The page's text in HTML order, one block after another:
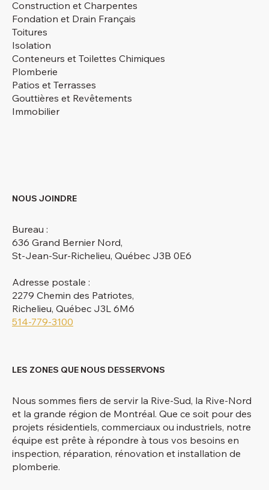
Construction et Charpentes
Fondation et Drain Français
Toitures
Isolation
Conteneurs et Toilettes Chimiques
Plomberie
Patios et Terrasses
Gouttières et Revêtements
Immobilier
NOUS JOINDRE
Bureau :
636 Grand Bernier Nord,
St-Jean-Sur-Richelieu, Québec J3B 0E6
Adresse postale :
2279 Chemin des Patriotes,
Richelieu, Québec J3L 6M6
514-779-3100
LES ZONES QUE NOUS DESSERVONS
Nous sommes fiers de servir la Rive-Sud, la Rive-Nord
et la grande région de Montréal. Que ce soit pour des
projets résidentiels, commerciaux ou industriels, notre
équipe est prête à répondre à tous vos besoins en
inspection, réparation, rénovation et installation de
plomberie.